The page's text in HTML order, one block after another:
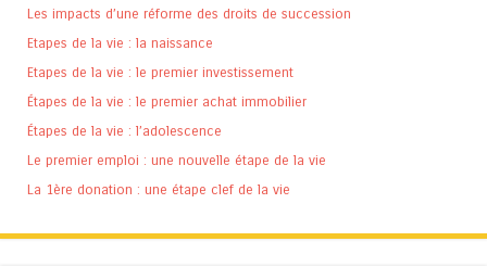
Les impacts d’une réforme des droits de succession
Etapes de la vie : la naissance
Etapes de la vie : le premier investissement
Étapes de la vie : le premier achat immobilier
Étapes de la vie : l’adolescence
Le premier emploi : une nouvelle étape de la vie
La 1ère donation : une étape clef de la vie